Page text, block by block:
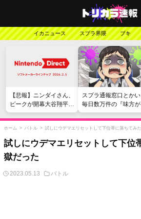
イカニュース スプラ界隈 ブキ
【悲報】ニンダイさん、
ピークが開幕大谷翔平の
がっかりダイレクトだっ
たと言われてしまう
スプラ通報窓口とかい
毎日数万件の『味方
い』愚痴を読まされ
行
ホーム > バトル > 試しにウデマエリセットして下位帯に落ちてみ
試しにウデマエリセットして下位
獄だった
2023.05.13 バトル